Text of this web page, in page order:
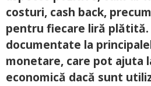
costuri, cash back,
pentru fiecare liră plătită.
documentate la
monetare, care pot ajuta
economică dacă sunt